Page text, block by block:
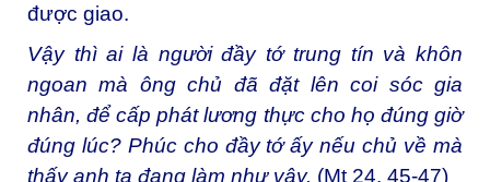
được giao.
Vậy thì ai là người đầy tớ trung tín và khôn
ngoan mà ông chủ đã đặt lên coi sóc gia
nhân, để cấp phát lương thực cho họ đúng giờ
đúng lúc? Phúc cho đầy tớ ấy nếu chủ về mà
thấy anh ta đang làm như vậy. (Mt 24, 45-47)